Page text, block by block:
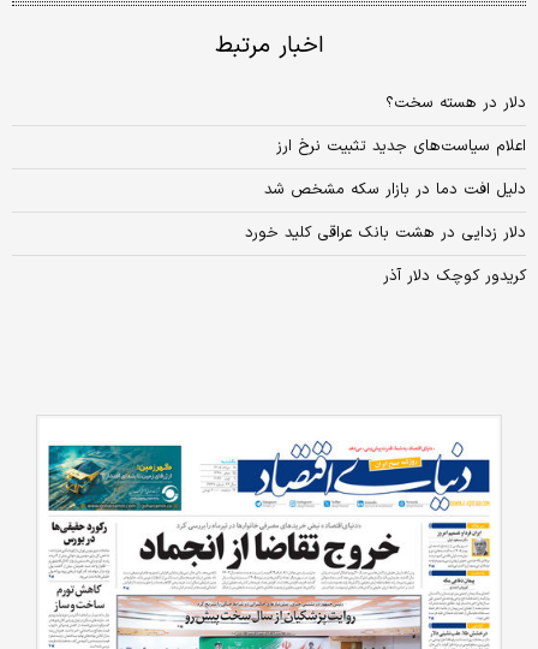
اخبار مرتبط
دلار در هسته سخت؟
اعلام سیاست‌های جدید تثبیت نرخ ارز
دلیل افت دما در بازار سکه مشخص شد
دلار زدایی در هشت بانک عراقی کلید خورد
کریدور کوچک دلار آذر